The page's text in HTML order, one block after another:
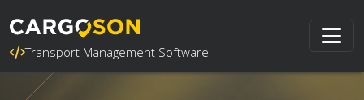
Transport Management Software